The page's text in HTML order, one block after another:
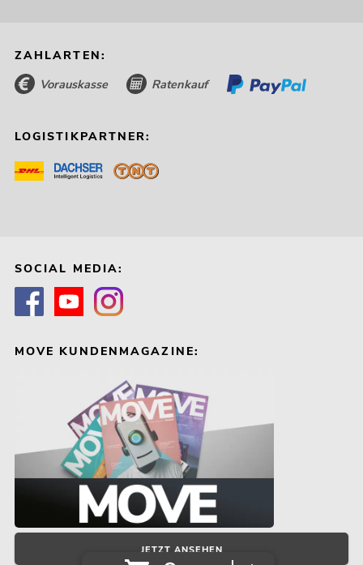
ZAHLARTEN:
Vorauskasse Ratenkauf
LOGISTIKPARTNER:
SOCIAL MEDIA:
MOVE KUNDENMAGAZINE:
JETZT ANSEHEN